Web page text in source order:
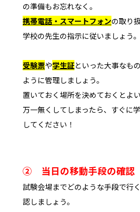
の準備もお忘れなく。
携帯電話・スマートフォンの取り
学校の先生の指示に従いましょう。
受験票や学生証といった大事なも
ように管理しましょう。
置いておく場所を決めておくとよい
万一無くしてしまったら、すぐに
してください！
➁ 当日の移動手段の確認
試験会場までどのような手段で行
認しましょう。